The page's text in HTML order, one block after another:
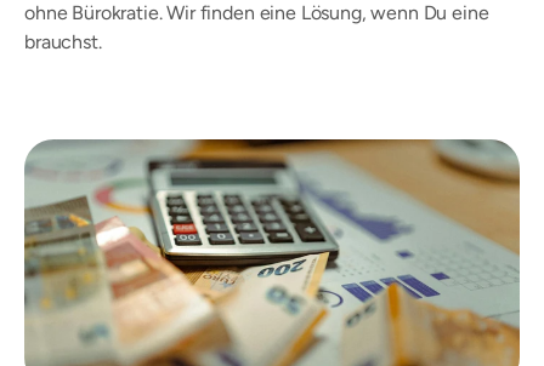
ohne Bürokratie. Wir finden eine Lösung, wenn Du eine
brauchst.